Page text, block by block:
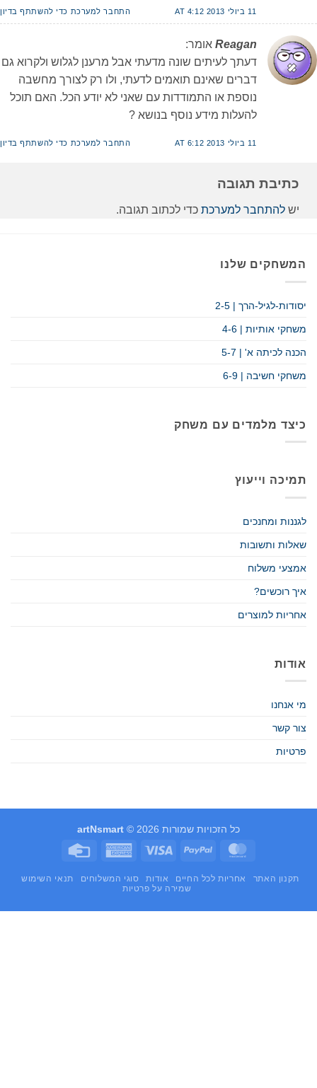
11 ביולי 2013 AT 4:12 התחבר למערכת כדי להשתתף בדיון
Reagan אומר:
דעתך לעיתים שונה מדעתי אבל מרענן לגלוש ולקרוא גם
דברים שאינם תואמים לדעתי, ולו רק לצורך מחשבה
נוספת או התמודדות עם שאני לא יודע הכל. האם תוכל
להעלות מידע נוסף בנושא ?
11 ביולי 2013 AT 6:12 התחבר למערכת כדי להשתתף בדיון
כתיבת תגובה
יש להתחבר למערכת כדי לכתוב תגובה.
המשחקים שלנו
יסודות-לגיל-הרך | 2-5
משחקי אותיות | 4-6
הכנה לכיתה א' | 5-7
משחקי חשיבה | 6-9
כיצד מלמדים עם משחק
תמיכה וייעוץ
לגננות ומחנכים
שאלות ותשובות
אמצעי משלוח
איך רוכשים?
אחריות למוצרים
אודות
מי אנחנו
צור קשר
פרטיות
כל הזכויות שמורות 2026 ©
artNsmart
MasterCard
PayPal
Visa
American
תקנון האתר אחריות לכל החיים אודות סוגי המשלוחים
תנאי השימוש
שמירה על פרטיות